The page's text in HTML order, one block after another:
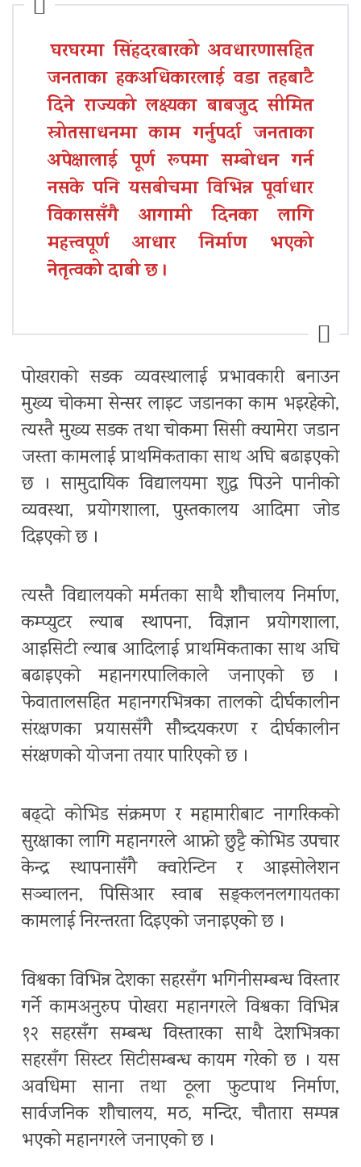
घरघरमा सिंहदरबारको अवधारणासहित
जनताका हकअधिकारलाई वडा तहबाटै
दिने राज्यको लक्ष्यका बाबजुद सीमित
स्रोतसाधनमा काम गर्नुपर्दा जनताका
अपेक्षालाई पूर्ण रूपमा सम्बोधन गर्न
नसके पनि यसबीचमा विभिन्न पूर्वाधार
विकाससँगै आगामी दिनका लागि
महत्त्वपूर्ण आधार निर्माण भएको
नेतृत्वको दाबी छ ।
पोखराको सडक व्यवस्थालाई प्रभावकारी बनाउन
मुख्य चोकमा सेन्सर लाइट जडानका काम भइरहेको,
त्यस्तै मुख्य सडक तथा चोकमा सिसी क्यामेरा जडान
जस्ता कामलाई प्राथमिकताका साथ अघि बढाइएको
छ । सामुदायिक विद्यालयमा शुद्ध पिउने पानीको
व्यवस्था, प्रयोगशाला, पुस्तकालय आदिमा जोड
दिइएको छ ।
त्यस्तै विद्यालयको मर्मतका साथै शौचालय निर्माण,
कम्प्युटर ल्याब स्थापना, विज्ञान प्रयोगशाला,
आइसिटी ल्याब आदिलाई प्राथमिकताका साथ अघि
बढाइएको महानगरपालिकाले जनाएको छ ।
फेवातालसहित महानगरभित्रका तालको दीर्घकालीन
संरक्षणका प्रयाससँगै सौन्र्दयकरण र दीर्घकालीन
संरक्षणको योजना तयार पारिएको छ ।
बढ्दो कोभिड संक्रमण र महामारीबाट नागरिकको
सुरक्षाका लागि महानगरले आफ्नो छुट्टै कोभिड उपचार
केन्द्र स्थापनासँगै क्वारेन्टिन र आइसोलेशन
सञ्चालन, पिसिआर स्वाब सङ्कलनलगायतका
कामलाई निरन्तरता दिइएको जनाइएको छ ।
विश्वका विभिन्न देशका सहरसँग भगिनीसम्बन्ध विस्तार
गर्ने कामअनुरुप पोखरा महानगरले विश्वका विभिन्न
१२ सहरसँग सम्बन्ध विस्तारका साथै देशभित्रका
सहरसँग सिस्टर सिटीसम्बन्ध कायम गरेको छ । यस
अवधिमा साना तथा ठूला फुटपाथ निर्माण,
सार्वजनिक शौचालय, मठ, मन्दिर, चौतारा सम्पन्न
भएको महानगरले जनाएको छ ।